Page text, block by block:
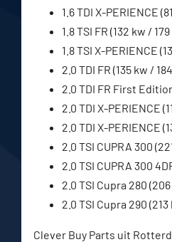
1.6 TDI X-PERIENCE
1.8 TSI FR (132 kw /
1.8 TSI X-PERIENCE
2.0 TDI FR (135 kw /
2.0 TDI FR First
2.0 TDI X-PERIENCE
2.0 TDI X-PERIENCE
2.0 TSI CUPRA 300
2.0 TSI CUPRA 300
2.0 TSI Cupra 280
2.0 TSI Cupra 290
Clever Buy Parts uit